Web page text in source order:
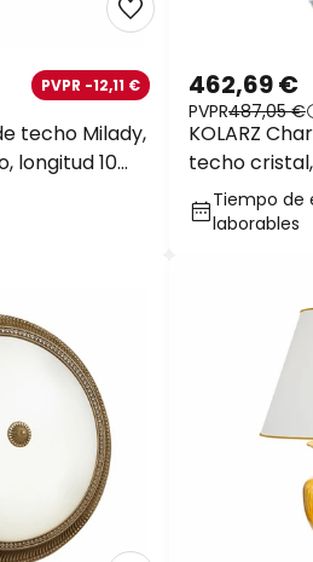
techo Milady,
longitud 10
PVPR -12,11 €
KOLARZ
techo
462,69 €
PVPR487,05 €
Tiempo de
laborables